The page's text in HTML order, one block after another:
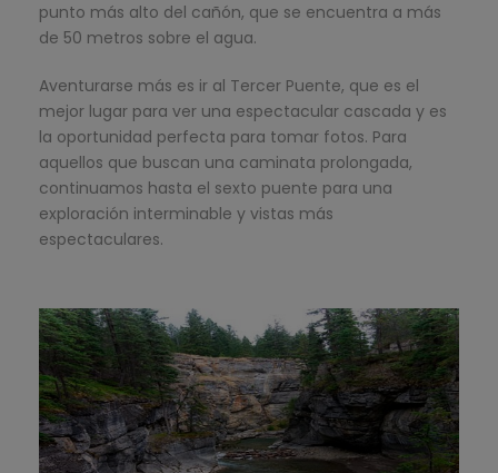
punto más alto del cañón, que se encuentra a más
de 50 metros sobre el agua.
Aventurarse más es ir al Tercer Puente, que es el
mejor lugar para ver una espectacular cascada y es
la oportunidad perfecta para tomar fotos. Para
aquellos que buscan una caminata prolongada,
continuamos hasta el sexto puente para una
exploración interminable y vistas más
espectaculares.